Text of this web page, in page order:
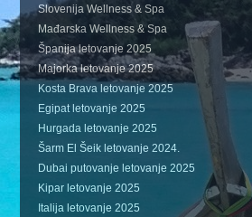
Slovenija Wellness & Spa
Mađarska Wellness & Spa
Španija letovanje 2025
Majorka letovanje 2025
Kosta Brava letovanje 2025
Egipat letovanje 2025
Hurgada letovanje 2025
Šarm El Šeik letovanje 2024.
Dubai putovanje letovanje 2025
Kipar letovanje 2025
Italija letovanje 2025